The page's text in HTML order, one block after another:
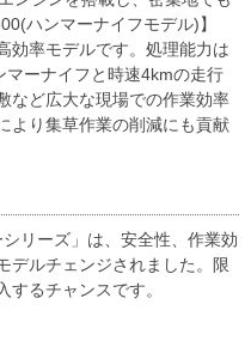
ハンマーナイフモデル)】
効率モデルです。処理能力は
ーナイフと時速4kmの走行
など広大な現場での作業効率
より集草作業の削減にも貢献
リーズ」は、安全性、作業効
デルチェンジされました。限
るチャンスです。